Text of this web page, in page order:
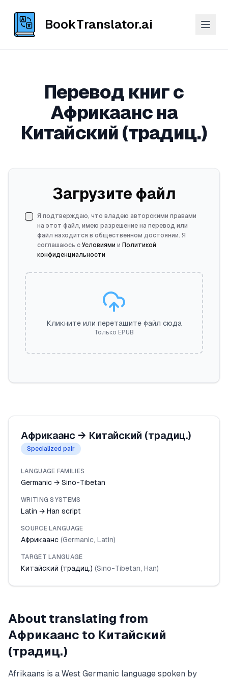
BookTranslator.ai
Перевод книг с
Африкаанс на
Китайский (традиц.)
Загрузите файл
Я подтверждаю, что владею авторскими правами
на этот файл, имею разрешение на перевод или
файл находится в общественном достоянии. Я
соглашаюсь с Условиями и Политикой
конфиденциальности
Кликните или перетащите файл сюда
Только EPUB
Африкаанс → Китайский (традиц.)
Specialized pair
LANGUAGE FAMILIES
Germanic → Sino-Tibetan
WRITING SYSTEMS
Latin → Han script
SOURCE LANGUAGE
Африкаанс (Germanic, Latin)
TARGET LANGUAGE
Китайский (традиц.) (Sino-Tibetan, Han)
About translating from
Африкаанс to Китайский
(традиц.)
Afrikaans is a West Germanic language spoken by